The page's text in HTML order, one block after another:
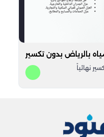
بالرياض بدون تكسير
نهائياً